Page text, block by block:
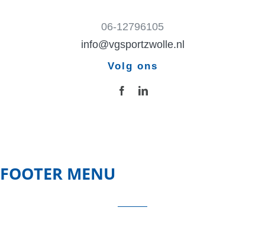
06-12796105
info@vgsportzwolle.nl
Volg ons
FOOTER MENU